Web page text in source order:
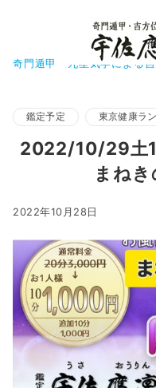
鑑定予定 東京健康ラ
2022/10/29土
まね
2022年10月28日